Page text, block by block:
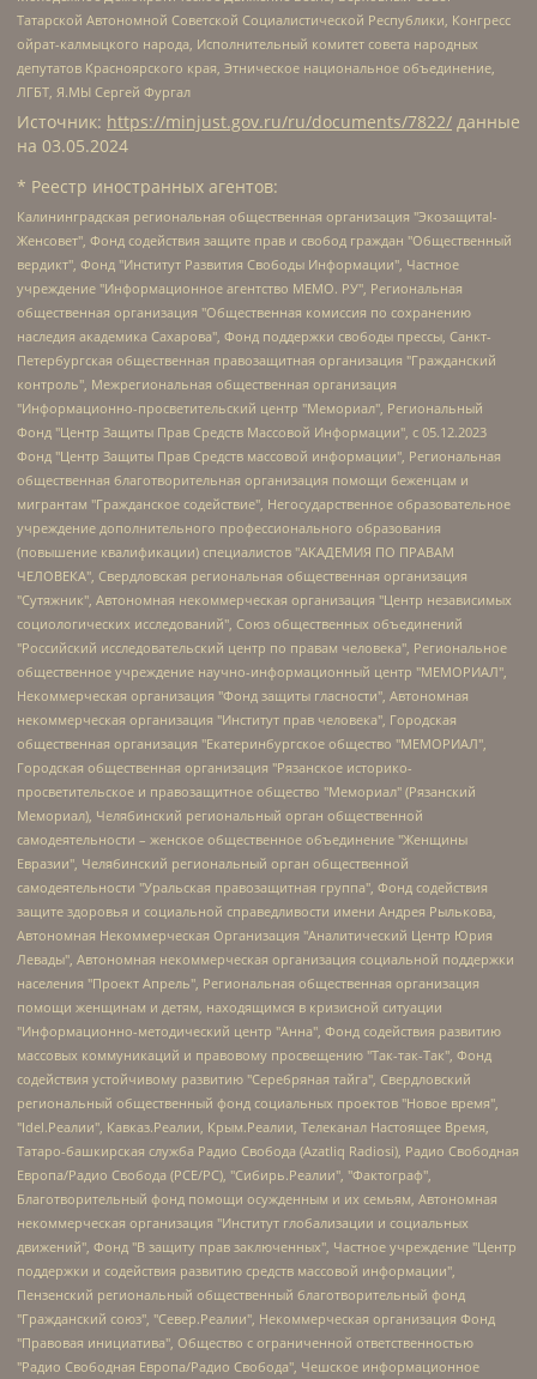
Татарской Автономной Советской Социалистической Республики, Конгресс
ойрат-калмыцкого народа, Исполнительный комитет совета народных
депутатов Красноярского края, Этническое национальное объединение,
ЛГБТ, Я.МЫ Сергей Фургал
Источник: https://minjust.gov.ru/ru/documents/7822/ данные
на 03.05.2024
* Реестр иностранных агентов:
Калининградская региональная общественная организация "Экозащита!-Женсовет", Фонд содействия защите прав и свобод граждан "Общественный вердикт", Фонд "Институт Развития Свободы Информации", Частное учреждение "Информационное агентство МЕМО. РУ", Региональная общественная организация "Общественная комиссия по сохранению наследия академика Сахарова", Фонд поддержки свободы прессы, Санкт-Петербургская общественная правозащитная организация "Гражданский контроль", Межрегиональная общественная организация "Информационно-просветительский центр "Мемориал", Региональный Фонд "Центр Защиты Прав Средств Массовой Информации", с 05.12.2023 Фонд "Центр Защиты Прав Средств массовой информации", Региональная общественная благотворительная организация помощи беженцам и мигрантам "Гражданское содействие", Негосударственное образовательное учреждение дополнительного профессионального образования (повышение квалификации) специалистов "АКАДЕМИЯ ПО ПРАВАМ ЧЕЛОВЕКА", Свердловская региональная общественная организация "Сутяжник", Автономная некоммерческая организация "Центр независимых социологических исследований", Союз общественных объединений "Российский исследовательский центр по правам человека", Региональное общественное учреждение научно-информационный центр "МЕМОРИАЛ", Некоммерческая организация "Фонд защиты гласности", Автономная некоммерческая организация "Институт прав человека", Городская общественная организация "Екатеринбургское общество "МЕМОРИАЛ", Городская общественная организация "Рязанское историко-просветительское и правозащитное общество "Мемориал" (Рязанский Мемориал), Челябинский региональный орган общественной самодеятельности – женское общественное объединение "Женщины Евразии", Челябинский региональный орган общественной самодеятельности "Уральская правозащитная группа", Фонд содействия защите здоровья и социальной справедливости имени Андрея Рылькова, Автономная Некоммерческая Организация "Аналитический Центр Юрия Левады", Автономная некоммерческая организация социальной поддержки населения "Проект Апрель", Региональная общественная организация помощи женщинам и детям, находящимся в кризисной ситуации "Информационно-методический центр "Анна", Фонд содействия развитию массовых коммуникаций и правовому просвещению "Так-так-Так", Фонд содействия устойчивому развитию "Серебряная тайга", Свердловский региональный общественный фонд социальных проектов "Новое время", "Idel.Реалии", Кавказ.Реалии, Крым.Реалии, Телеканал Настоящее Время, Татаро-башкирская служба Радио Свобода (Azatliq Radiosi), Радио Свободная Европа/Радио Свобода (PCE/PC), "Сибирь.Реалии", "Фактограф", Благотворительный фонд помощи осужденным и их семьям, Автономная некоммерческая организация "Институт глобализации и социальных движений", Фонд "В защиту прав заключенных", Частное учреждение "Центр поддержки и содействия развитию средств массовой информации", Пензенский региональный общественный благотворительный фонд "Гражданский союз", "Север.Реалии", Некоммерческая организация Фонд "Правовая инициатива", Общество с ограниченной ответственностью "Радио Свободная Европа/Радио Свобода", Чешское информационное агентство "MEDIUM-ORIENT", Красноярская региональная общественная организация "Мы против СПИДа", Камалягин Денис Николаевич, Маркелов Сергей Евгеньевич, Пономарев Лев Александрович, Савицкая Людмила Алексеевна, Автономная некоммерческая организация "Центр по работе с проблемой насилия "НАСИЛИЮ.НЕТ", Межрегиональный профессиональный союз работников здравоохранения "Альянс врачей", Юридическое лицо, зарегистрированное в Латвийской Республике, SIA "Medusa Project" (регистрационный номер 40103797863, дата регистрации 10.06.2014), Некоммерческая организация "Фонд по борьбе с коррупцией", Автономная некоммерческая организация "Институт права и публичной политики", Баданин Роман Сергеевич, Гликин Максим Александрович, Железнова Мария Михайловна, Лукьянова Юлия Сергеевна, Маетная Елизавета Витальевна, Маняхин Петр Борисович, Чуракова Ольга Владимировна, Ярош Юлия Петровна, Юридическое лицо "The Insider SIA", зарегистрированное в Риге, Латвийская Республика (дата регистрации 26.06.2015), являющееся администратором доменного имени интернет-издания "The Insider SIA", https://theins.ru, Постернак Алексей Евгеньевич, Рубин Михаил Аркадьевич, Анин Роман Александрович, Юридическое лицо Istories fonds, зарегистрированное в Латвийской Республике (регистрационный номер 50008295751, дата регистрации 24.02.2020), Великовский Дмитрий Александрович, Долинина Ирина Николаевна, Мароховская Алеся Алексеевна, Шлейнов Роман Юрьевич, Шмагун Олеся Валентиновна, Общество с ограниченной ответственностью "Альтаир 2021", Общество с ограниченной ответственностью "Вега 2021", Общество с ограниченной ответственностью "Главный редактор 2021", Общество с ограниченной ответственностью "Ромашки монолит", Важенков Артем Валерьевич, Ивановская областная общественная организация "Центр гендерных исследований", Гурман Юрий Альбертович, Медиапроект "ОВД-Инфо", Егоров Владимир Владимирович, Жилинский Владимир Александрович, Общество с ограниченной ответственностью "ЗП", Иванова София Юрьевна, Карезина Инна Павловна, Кильтау Екатерина Викторовна, Петров Алексей Викторович, Пискунов Сергей Евгеньевич, Смирнов Сергей Сергеевич, Тихонов Михаил Сергеевич, Общество с ограниченной ответственностью "ЖУРНАЛИСТ-ИНОСТРАННЫЙ АГЕНТ", Арапова Галина Юрьевна, Вольтская Татьяна Анатольевна, Американская компания "Mason G.E.S. Anonymous Foundation" (США), являющаяся владельцем интернет-издания https://mnews.world/, Компания "Stichting Bellingcat", зарегистрированная в Нидерландах (дата регистрации 11.07.2018), Захаров Андрей Вячеславович, Клепиковская Екатерина Дмитриевна, Общество с ограниченной ответственностью "МЕМО", Перл Роман Александрович, Симонов Евгений Алексеевич, Соловьева Елена Анатольевна, Сотников Даниил Владимирович, Сурначева Елизавета Дмитриевна, Автономная некоммерческая организация по защите прав человека и информированию населения "Якутия – Наше Мнение", Общество с ограниченной ответственностью "Москоу диджитал медиа", с 26.01.2023 Общество с ограниченной ответственностью "Чайка Белые сады", Ветошкина Валерия Валерьевна, Заговора Максим Александрович, Межрегиональное общественное движение "Российская ЛГБТ - сеть", Оленичев Максим Владимирович, Павлов Иван Юрьевич, Скворцова Елена Сергеевна, Общество с ограниченной ответственностью "Как бы инагент", Кочетков Игорь Викторович, Общество с ограниченной ответственностью "Честные выборы", Еланчик Олег Александрович, Общество с ограниченной ответственностью "Нобелевский призыв", Гималова Регина Эмилевна, Григорьев Андрей Валерьевич, Григорьева Алина Александровна, Ассоциация по содействию защите прав призывников, альтернативнослужащих и военнослужащих "Правозащитная группа "Гражданин.Армия.Право", Хисамова Регина Фаритовна, Автономная некоммерческая организация по реализации социально-правовых программ "Лилит", Дальневосточное общественное движение "Маяк", Санкт-Петербургская ЛГБТ-инициативная группа "Выход", Инициативная группа ЛГБТ+ "Реверс", Алексеев Андрей Викторович, Бекбулатова Таисия Львовна, Беляев Иван Михайлович, Владыкина Елена Сергеевна, Гельман Марат Александрович, Никульшина Вероника Юрьевна, Толоконникова Надежда Андреевна, Шендерович Виктор Анатольевич, Общество с ограниченной ответственностью "Данное сообщение", Общество с ограниченной ответственностью Издательский дом "Новая глава", Айнбиндер Александра Александровна, Московский комьюнити-центр для ЛГБТ+инициатив, Благотворительный фонд развития филантропии, Deutsche Welle (Германия, Kurt-Schumacher-Strasse 3, 53113 Bonn), Борзунова Мария Михайловна, Воробьев Виктор Викторович, Голубева Анна Львовна, Константинова Алла Михайловна, Малкова Ирина Владимировна, Мурадов Мурад Абдулгалимович, Осетинская Елизавета Николаевна, Понасенков Евгений Николаевич, Ганапольский Матвей Юрьевич, Киселев Евгений Алексеевич, Борухович Ирина Григорьевна, Дремин Иван Тимофеевич, Дубровский Дмитрий Викторович, Красноярская региональная общественная организация поддержки и развития альтернативных образовательных технологий и межкультурных коммуникаций "ИНТЕРРА", Маяковская Екатерина Алексеевна, Фейгин Марк Захарович, Филимонов Андрей Викторович, Дзугкоева Регина Николаевна, Доброхотов Роман Александрович, Дудь Юрий Александрович, Елкин Сергей Владимирович, Кругликов Кирилл Игоревич, Сабунаева Мария Леонидовна, Семенов Алексей Владимирович, Шаинян Карен Багратович, Шульман Екатерина Михайловна, Асафьев Артур Валерьевич, Вахштайн Виктор Семенович, Венедиктов Алексей Алексеевич, Лушникова Екатерина Евгеньевна, Волков Леонид Михайлович, Невзоров Александр Глебович, Пархоменко Сергей Борисович, Сироткин Ярослав Николаевич, Кара-Мурза Владимир Владимирович, Баранова Наталья Владимировна, Гозман Леонид Яковлевич, Кагарлицкий Борис Юльевич, Климарев Михаил Валерьевич, Милов Владимир Станиславович, Автономная некоммерческая организация Краснодарский центр современного искусства "Типография", Моргенштерн Алишер Тагирович, Соболь Любовь Эдуардовна, Общество с ограниченной ответственностью "ЛИЗА НОРМ", Каспаров Гарри Кимович, Ходорковский Михаил Борисович, Общество с ограниченной ответственностью "Апрельские тезисы", Данилович Ирина Брониславовна, Кашин Олег Владимирович, Петров Николай Владимирович, Пивоваров Алексей Владимирович, Соколов Михаил Владимирович, Цветкова Юлия Владимировна, Чичваркин Евгений Александрович, Комитет против пыток/Команда против пыток, Общество с ограниченной ответственностью "Первый научный", Общество с ограниченной ответственностью "Вертолет и ко", Белоцерковская Вероника Борисовна, Кац Максим Евгеньевич, Лазарева Татьяна Юрьевна, Шаведдинов Руслан Табризович, Яшин Илья Валерьевич, Общество с ограниченной ответственностью "Иноагент ААВ", Алешковский Дмитрий Петрович, Альбац Евгения Марковна, Быков Дмитрий Львович, Галямина Юлия Евгеньевна, Лойко Сергей Леонидович, Мартынов Кирилл Константинович, Медведев Сергей Александрович, Крашенинников Федор Геннадиевич, Гордеева Катерина Вл